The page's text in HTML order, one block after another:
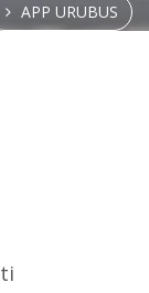
APP URUBUS